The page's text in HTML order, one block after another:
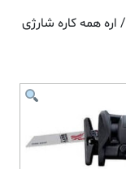
/ اره همه کاره شارژی